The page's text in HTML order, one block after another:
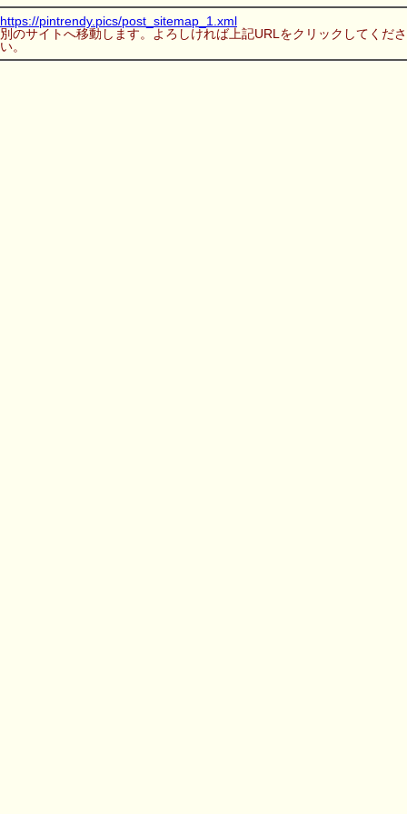
https://pintrendy.pics/post_sitemap_1.xml
別のサイトへ移動します。よろしければ上記URLをクリックしてくださ
い。